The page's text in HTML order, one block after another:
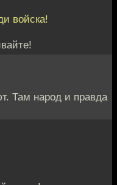
войска!
Там народ и правда